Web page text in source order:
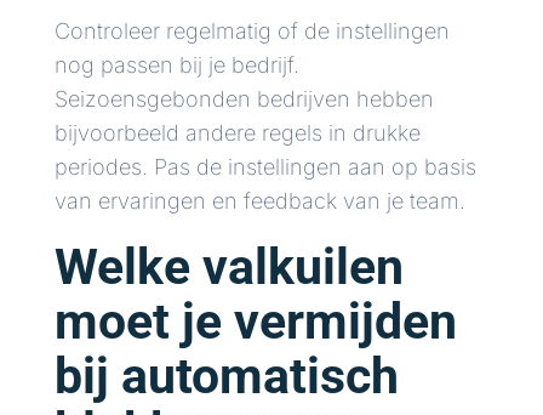
Controleer regelmatig of de instellingen
nog passen bij je bedrijf.
Seizoensgebonden bedrijven hebben
bijvoorbeeld andere regels in drukke
periodes. Pas de instellingen aan op basis
van ervaringen en feedback van je team.
Welke valkuilen
moet je vermijden
bij automatisch